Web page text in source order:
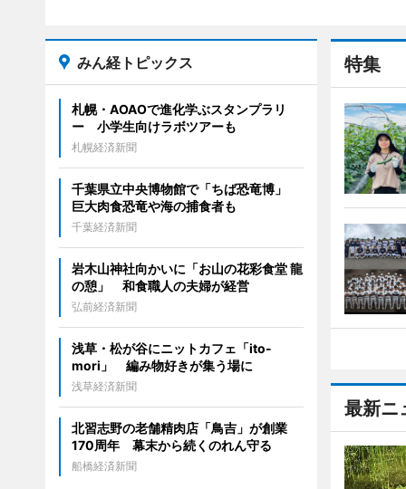
特集
最新ニ
みん経トピックス
札幌・AOAOで進化学ぶスタンプラリ
ー 小学生向けラボツアーも
札幌経済新聞
千葉県立中央博物館で「ちば恐竜博」
巨大肉食恐竜や海の捕食者も
千葉経済新聞
岩木山神社向かいに「お山の花彩食堂 龍
の憩」 和食職人の夫婦が経営
弘前経済新聞
浅草・松が谷にニットカフェ「ito-
mori」 編み物好きが集う場に
浅草経済新聞
北習志野の老舗精肉店「鳥吉」が創業
170周年 幕末から続くのれん守る
船橋経済新聞